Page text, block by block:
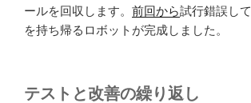
ールを回収します。 前回から試行錯誤し
を持ち帰るロボットが完成しました。
テストと改善の繰り返し